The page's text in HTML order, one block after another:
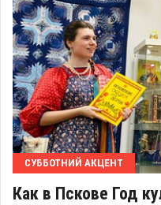
СУББОТНИЙ АКЦЕНТ
Как в Пскове Год